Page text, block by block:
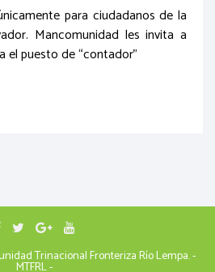
para ciudadanos de la
Mancomunidad les invita a
el puesto de “contador”
Trinacional Fronteriza Río Lempa. -
MTFRL -